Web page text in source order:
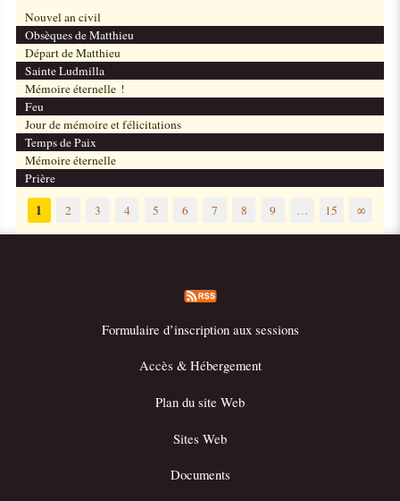
Nouvel an civil
Obsèques de Matthieu
Départ de Matthieu
Sainte Ludmilla
Mémoire éternelle !
Feu
Jour de mémoire et félicitations
Temps de Paix
Mémoire éternelle
Prière
1 2 3 4 5 6 7 8 9 … 15 ∞
Formulaire d’inscription aux sessions
Accès & Hébergement
Plan du site Web
Sites Web
Documents